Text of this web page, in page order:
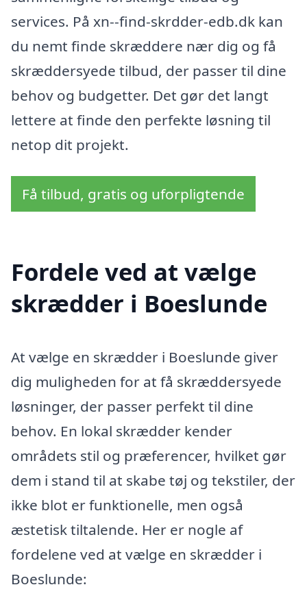
services. På xn--find-skrdder-edb.dk kan
du nemt finde skræddere nær dig og få
skræddersyede tilbud, der passer til dine
behov og budgetter. Det gør det langt
lettere at finde den perfekte løsning til
netop dit projekt.
Få tilbud, gratis og uforpligtende
Fordele ved at vælge
skrædder i Boeslunde
At vælge en skrædder i Boeslunde giver
dig muligheden for at få skræddersyede
løsninger, der passer perfekt til dine
behov. En lokal skrædder kender
områdets stil og præferencer, hvilket gør
dem i stand til at skabe tøj og tekstiler, der
ikke blot er funktionelle, men også
æstetisk tiltalende. Her er nogle af
fordelene ved at vælge en skrædder i
Boeslunde: